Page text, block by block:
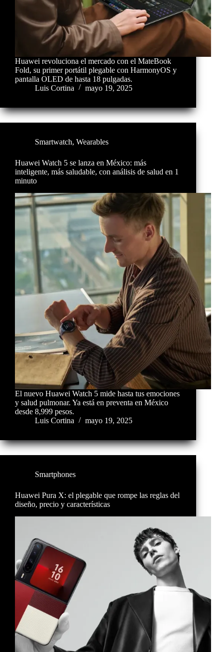
Huawei revoluciona el mercado con el MateBook
Fold, su primer portátil plegable con HarmonyOS y
pantalla OLED de hasta 18 pulgadas.
Luis Cortina
mayo 19, 2025
Smartwatch, Wearables
Huawei Watch 5 se lanza en México: más
inteligente, más saludable, con análisis de salud en 1
minuto
El nuevo Huawei Watch 5 mide hasta tus emociones
y salud pulmonar. Ya está en preventa en México
desde 8,999 pesos.
Luis Cortina
mayo 19, 2025
Smartphones
Huawei Pura X: el plegable que rompe las reglas del
diseño, precio y características